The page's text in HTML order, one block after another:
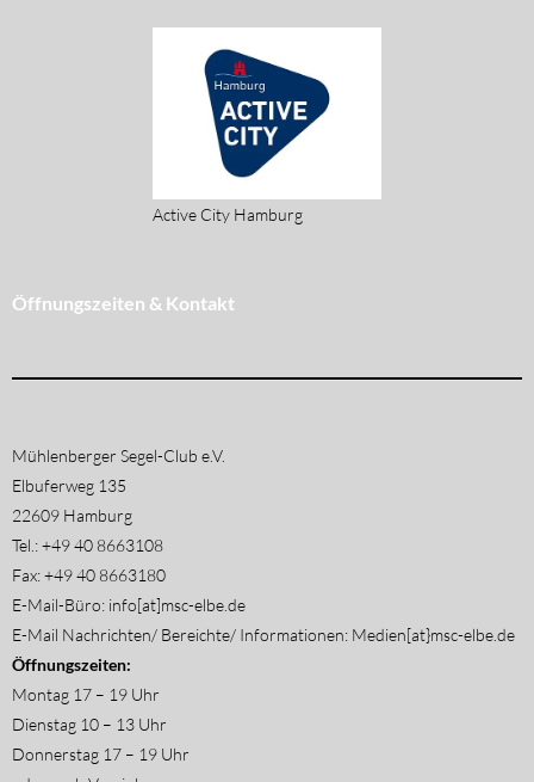
Active City Hamburg
Öffnungszeiten & Kontakt
Mühlenberger Segel-Club e.V.
Elbuferweg 135
22609 Hamburg
Tel.: +49 40 8663108
Fax: +49 40 8663180
E-Mail-Büro: info[at]msc-elbe.de
E-Mail Nachrichten/ Bereichte/ Informationen: Medien[at}msc-elbe.de
Öffnungszeiten:
Montag 17 – 19 Uhr
Dienstag 10 – 13 Uhr
Donnerstag 17 – 19 Uhr